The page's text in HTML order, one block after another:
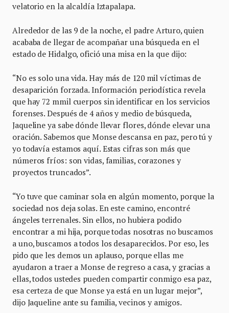
velatorio en la alcaldía Iztapalapa.
Alrededor de las 9 de la noche, el padre Arturo, quien
acababa de llegar de acompañar una búsqueda en el
estado de Hidalgo, ofició una misa en la que dijo:
“No es solo una vida. Hay más de 120 mil víctimas de
desaparición forzada. Información periodística revela
que hay 72 mmil cuerpos sin identificar en los servicios
forenses. Después de 4 años y medio de búsqueda,
Jaqueline ya sabe dónde llevar flores, dónde elevar una
oración. Sabemos que Monse descansa en paz, pero tú y
yo todavía estamos aquí. Estas cifras son más que
números fríos: son vidas, familias, corazones y
proyectos truncados”.
“Yo tuve que caminar sola en algún momento, porque la
sociedad nos deja solas. En este camino, encontré
ángeles terrenales. Sin ellos, no hubiera podido
encontrar a mi hija, porque todas nosotras no buscamos
a uno, buscamos a todos los desaparecidos. Por eso, les
pido que les demos un aplauso, porque ellas me
ayudaron a traer a Monse de regreso a casa, y gracias a
ellas, todos ustedes pueden compartir conmigo esa paz,
esa certeza de que Monse ya está en un lugar mejor”,
dijo Jaqueline ante su familia, vecinos y amigos.